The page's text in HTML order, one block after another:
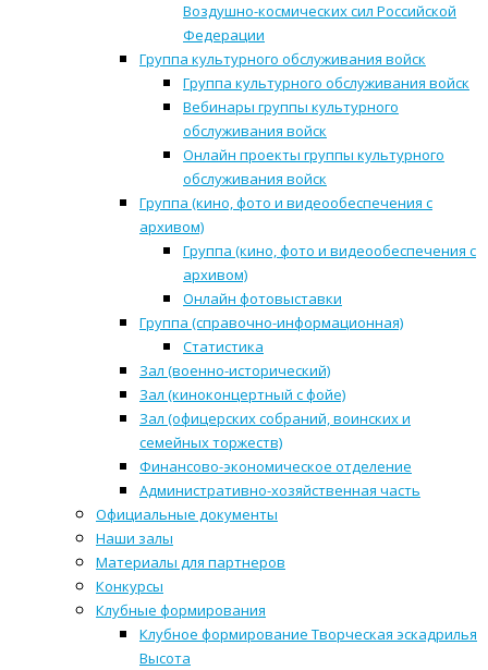
Воздушно-космических сил Российской
Федерации
Группа культурного обслуживания войск
Группа культурного обслуживания войск
Вебинары группы культурного
обслуживания войск
Онлайн проекты группы культурного
обслуживания войск
Группа (кино, фото и видеообеспечения с
архивом)
Группа (кино, фото и видеообеспечения с
архивом)
Онлайн фотовыставки
Группа (справочно-информационная)
Статистика
Зал (военно-исторический)
Зал (киноконцертный с фойе)
Зал (офицерских собраний, воинских и
семейных торжеств)
Финансово-экономическое отделение
Административно-хозяйственная часть
Официальные документы
Наши залы
Материалы для партнеров
Конкурсы
Клубные формирования
Клубное формирование Творческая эскадрилья
Высота